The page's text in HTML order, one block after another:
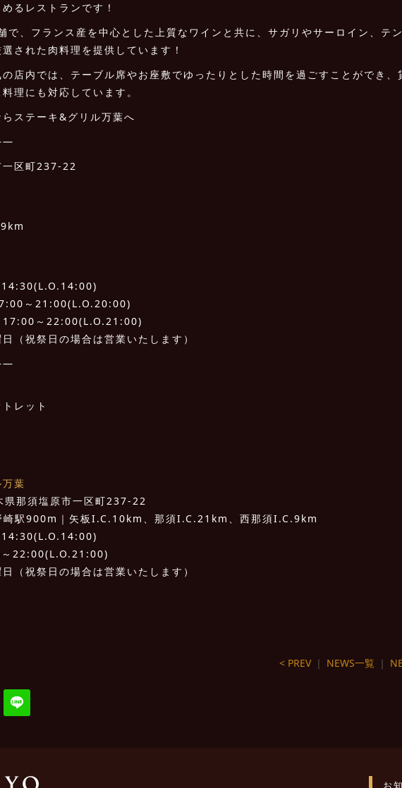
るレストランです！
で、フランス産を中心とした上質なワインと共に、サガリやサーロイン、テ
された肉料理を提供しています！
店内では、テーブル席やお座敷でゆったりとした時間を過ごすことができ、
理にも対応しています。
ステーキ&グリル万葉へ
一区町237-22
～21:00(L.O.20:00)
17:00～22:00(L.O.21:00)
（祝祭日の場合は営業いたします）
レット
葉
那須塩原市一区町237-22
崎駅900m｜矢板I.C.10km、那須I.C.21km、西那須I.C.9km
22:00(L.O.21:00)
（祝祭日の場合は営業いたします）
< PREV｜ NEWS一覧 ｜
お